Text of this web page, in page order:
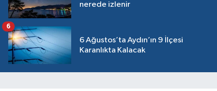
nerede izlenir
6 Ağustos’ta Aydın’ın 9 İlçesi
Karanlıkta Kalacak
6